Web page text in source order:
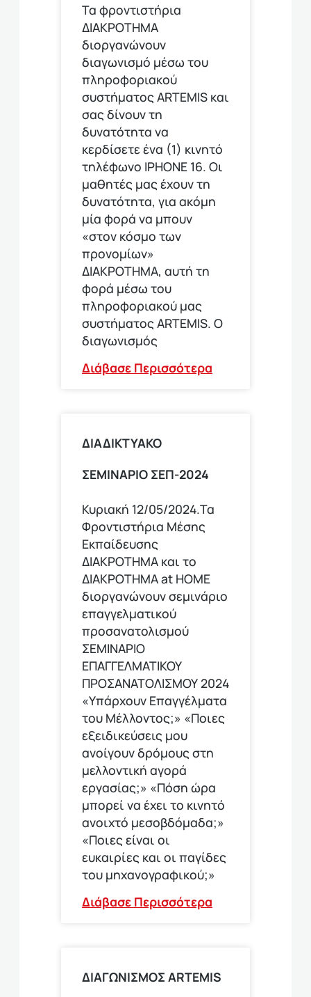
Τα φροντιστήρια
ΔΙΑΚΡΟΤΗΜΑ
διοργανώνουν
διαγωνισμό μέσω του
πληροφοριακού
συστήματος ARTEMIS και
σας δίνουν τη
δυνατότητα να
κερδίσετε ένα (1) κινητό
τηλέφωνο ΙΡΗΟΝΕ 16. Οι
μαθητές μας έχουν τη
δυνατότητα, για ακόμη
μία φορά να μπουν
«στον κόσμο των
προνομίων»
ΔΙΑΚΡΟΤΗΜΑ, αυτή τη
φορά μέσω του
πληροφοριακού μας
συστήματος ARTEMIS. Ο
διαγωνισμός
Διάβασε Περισσότερα
ΔΙΑΔΙΚΤΥΑΚΟ
ΣΕΜΙΝΑΡΙΟ ΣΕΠ-2024
Κυριακή 12/05/2024.Τα
Φροντιστήρια Μέσης
Εκπαίδευσης
ΔΙΑΚΡΟΤΗΜΑ και το
ΔΙΑΚΡΟΤΗΜΑ at HOME
διοργανώνουν σεμινάριο
επαγγελματικού
προσανατολισμού
ΣΕΜΙΝΑΡΙΟ
ΕΠΑΓΓΕΛΜΑΤΙΚΟΥ
ΠΡΟΣΑΝΑΤΟΛΙΣΜΟΥ 2024
«Υπάρχουν Επαγγέλματα
του Μέλλοντος;» «Ποιες
εξειδικεύσεις μου
ανοίγουν δρόμους στη
μελλοντική αγορά
εργασίας;» «Πόση ώρα
μπορεί να έχει το κινητό
ανοιχτό μεσοβδόμαδα;»
«Ποιες είναι οι
ευκαιρίες και οι παγίδες
του μηχανογραφικού;»
Διάβασε Περισσότερα
ΔΙΑΓΩΝΙΣΜΟΣ ΑRTEMIS